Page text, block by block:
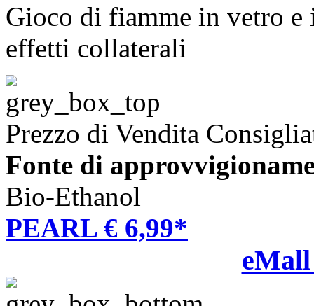
Gioco di fiamme in vetro e
effetti collaterali
Prezzo di Vendita
Fonte di
Bio-Ethanol
PEARL € 6,99*